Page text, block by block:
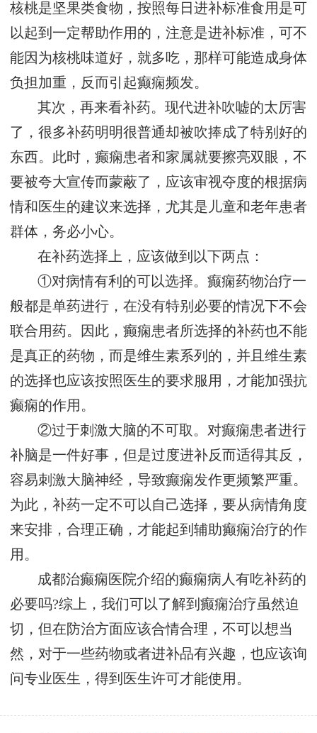
核桃是坚果类食物，按照每日进补标准食用是可
以起到一定帮助作用的，注意是进补标准，可不
能因为核桃味道好，就多吃，那样可能造成身体
负担加重，反而引起癫痫频发。
其次，再来看补药。现代进补吹嘘的太厉害
了，很多补药明明很普通却被吹捧成了特别好的
东西。此时，癫痫患者和家属就要擦亮双眼，不
要被夸大宣传而蒙蔽了，应该审视夺度的根据病
情和医生的建议来选择，尤其是儿童和老年患者
群体，务必小心。
在补药选择上，应该做到以下两点：
①对病情有利的可以选择。癫痫药物治疗一
般都是单药进行，在没有特别必要的情况下不会
联合用药。因此，癫痫患者所选择的补药也不能
是真正的药物，而是维生素系列的，并且维生素
的选择也应该按照医生的要求服用，才能加强抗
癫痫的作用。
②过于刺激大脑的不可取。对癫痫患者进行
补脑是一件好事，但是过度进补反而适得其反，
容易刺激大脑神经，导致癫痫发作更频繁严重。
为此，补药一定不可以自己选择，要从病情角度
来安排，合理正确，才能起到辅助癫痫治疗的作
用。
成都治癫痫医院介绍的癫痫病人有吃补药的
必要吗?综上，我们可以了解到癫痫治疗虽然迫
切，但在防治方面应该合情合理，不可以想当
然，对于一些药物或者进补品有兴趣，也应该询
问专业医生，得到医生许可才能使用。